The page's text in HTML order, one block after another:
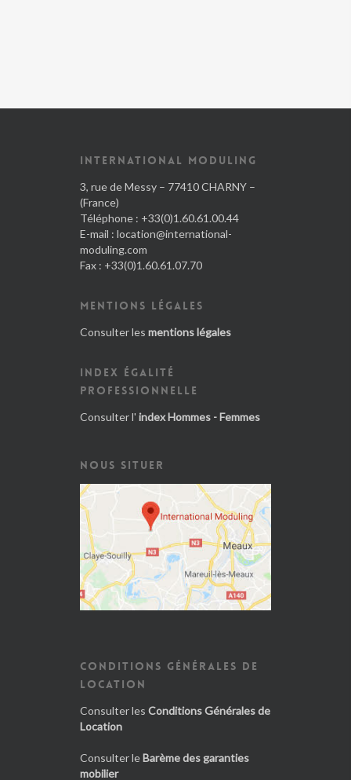
INTERNATIONAL MODULING
3, rue de Messy – 77410 CHARNY –
(France)
Téléphone : +33(0)1.60.61.00.44
E-mail : location@international-
moduling.com
Fax : +33(0)1.60.61.07.70
MENTIONS LÉGALES
Consulter les mentions légales
INDEX ÉGALITÉ
PROFESSIONNELLE
Consulter l' index Hommes - Femmes
NOUS SITUER
CONDITIONS GÉNÉRALES DE
LOCATION
Consulter les Conditions Générales de
Location
Consulter leBarème des garanties
mobilier